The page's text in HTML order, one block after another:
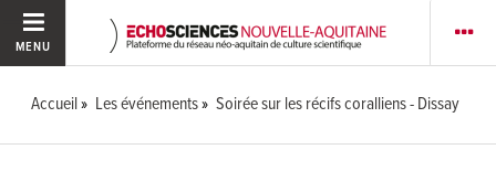
MENU
Accueil Les événements Soirée sur les récifs coralliens - Dissay